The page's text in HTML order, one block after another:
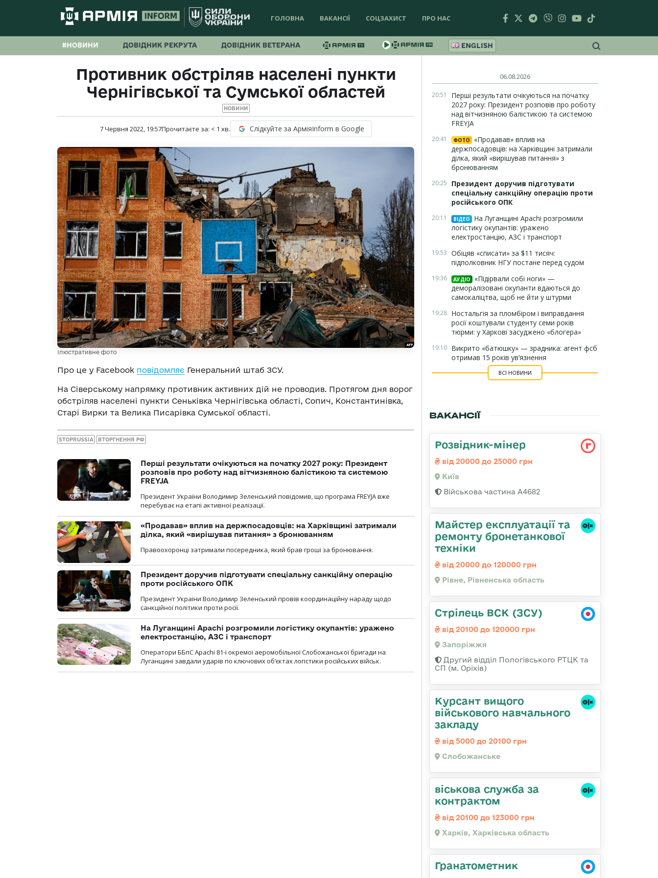
ГОЛОВНА ВАКАНСІЇ СОЦЗАХИСТ ПРО НАС
#НОВИНИ ДОВІДНИК РЕКРУТА ДОВІДНИК ВЕТЕРАНА ENGLISH
Противник обстріляв населені пункти
Чернігівської та Сумської областей
НОВИНИ
7 Червня 2022, 19:57Прочитаєте за: < 1 хв. Слідкуйте за АрміяInform в Google
Ілюстративне фото
Про це у Facebook повідомляє Генеральний штаб ЗСУ.
На Сіверському напрямку противник активних дій не проводив. Протягом дня ворог
обстріляв населені пункти Сеньківка Чернігівська області, Сопич, Константинівка,
Старі Вирки та Велика Писарівка Сумської області.
STOPRUSSIA ВТОРГНЕННЯ РФ
Перші результати очікуються на початку 2027 року: Президент
розповів про роботу над вітчизняною балістикою та системою
FREYJA
Президент України Володимир Зеленський повідомив, що програма FREYJA вже
перебуває на етапі активної реалізації.
«Продавав» вплив на держпосадовців: на Харківщині затримали
ділка, який «вирішував питання» з бронюванням
Правоохоронці затримали посередника, який брав гроші за бронювання.
Президент доручив підготувати спеціальну санкційну операцію
проти російського ОПК
Президент України Володимир Зеленський провів координаційну нараду щодо
санкційної політики проти росії.
На Луганщині Apachi розгромили логістику окупантів: уражено
електростанцію, АЗС і транспорт
Оператори ББпС Apachi 81-ї окремої аеромобільної Слобожанської бригади на
Луганщині завдали ударів по ключових об’єктах логістики російських військ.
06.08.2026
20:51
Перші результати очікуються на початку
2027 року: Президент розповів про роботу
над вітчизняною балістикою та системою
FREYJA
20:41 ФОТО
«Продавав» вплив на
держпосадовців: на Харківщині затримали
ділка, який «вирішував питання» з
бронюванням
20:25
Президент доручив підготувати
спеціальну санкційну операцію проти
російського ОПК
20:11 ВІДЕО
На Луганщині Apachi розгромили
логістику окупантів: уражено
електростанцію, АЗС і транспорт
19:53 Обіцяв «списати» за $11 тисяч:
підполковник НГУ постане перед судом
19:36 АУДІО
«Підірвали собі ноги» —
деморалізовані окупанти вдаються до
самокаліцтва, щоб не йти у штурми
19:28 Ностальгія за пломбіром і виправдання
росії коштували студенту семи років
тюрми: у Харкові засуджено «блогера»
19:10 Викрито «батюшку» — зрадника: агент фсб
отримав 15 років ув’язнення
ВСІ НОВИНИ
ВАКАНСІЇ
Розвідник-мінер
від 20000 до 25000 грн
Київ
Військова частина А4682
Майстер експлуатації та
ремонту бронетанкової
техніки
від 20000 до 120000 грн
Рівне, Рівненська область
Стрілець ВСК (ЗСУ)
від 20100 до 120000 грн
Запоріжжя
Другий відділ Пологівського РТЦК та
СП (м. Оріхів)
Курсант вищого
військового навчального
закладу
від 5000 до 20100 грн
Слобожанське
віськова служба за
контрактом
від 20100 до 123000 грн
Харків, Харківська область
Гранатометник